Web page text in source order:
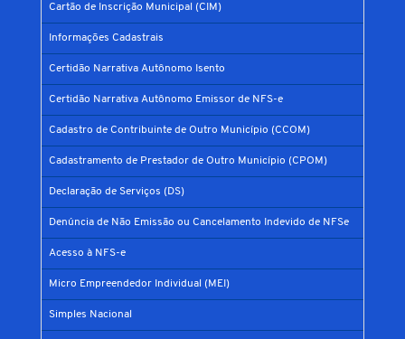
Cartão de Inscrição Municipal (CIM)
Informações Cadastrais
Certidão Narrativa Autônomo Isento
Certidão Narrativa Autônomo Emissor de NFS-e
Cadastro de Contribuinte de Outro Município (CCOM)
Cadastramento de Prestador de Outro Município (CPOM)
Declaração de Serviços (DS)
Denúncia de Não Emissão ou Cancelamento Indevido de NFSe
Acesso à NFS-e
Micro Empreendedor Individual (MEI)
Simples Nacional